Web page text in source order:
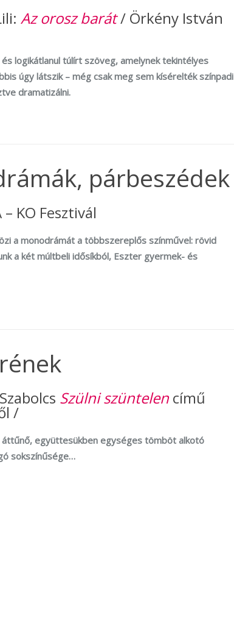
Az orosz barát/ Örkény István
logikátlanul túlírt szöveg, amelynek tekintélyes
úgy látszik – még csak meg sem kísérelték színpadi
dramatizálni.
párbeszédek
KO Fesztivál
a monodrámát a többszereplős színművel: rövid
a két múltbeli idősíkból, Eszter gyermek- és
Szülni szüntelen című
/
együttesükben egységes tömböt alkotó
sokszínűsége…